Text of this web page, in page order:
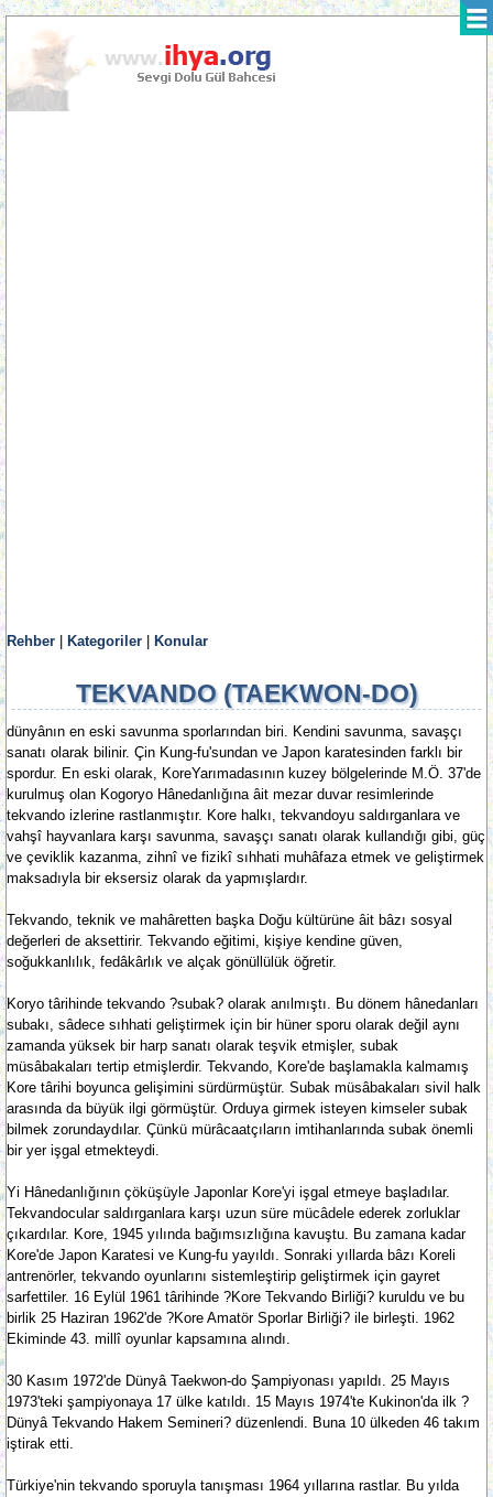
Rehber Kategoriler Konular
TEKVANDO (TAEKWON-DO)
dünyânın en eski savunma sporlarından biri. Kendini savunma, savaşçı
sanatı olarak bilinir. Çin Kung-fu'sundan ve Japon karatesinden farklı bir
spordur. En eski olarak, KoreYarımadasının kuzey bölgelerinde M.Ö. 37'de
kurulmuş olan Kogoryo Hânedanlığına âit mezar duvar resimlerinde
tekvando izlerine rastlanmıştır. Kore halkı, tekvandoyu saldırganlara ve
vahşî hayvanlara karşı savunma, savaşçı sanatı olarak kullandığı gibi, güç
ve çeviklik kazanma, zihnî ve fizikî sıhhati muhâfaza etmek ve geliştirmek
maksadıyla bir eksersiz olarak da yapmışlardır.
Tekvando, teknik ve mahâretten başka Doğu kültürüne âit bâzı sosyal
değerleri de aksettirir. Tekvando eğitimi, kişiye kendine güven,
soğukkanlılık, fedâkârlık ve alçak gönüllülük öğretir.
Koryo târihinde tekvando ?subak? olarak anılmıştı. Bu dönem hânedanları
subakı, sâdece sıhhati geliştirmek için bir hüner sporu olarak değil aynı
zamanda yüksek bir harp sanatı olarak teşvik etmişler, subak
müsâbakaları tertip etmişlerdir. Tekvando, Kore'de başlamakla kalmamış
Kore târihi boyunca gelişimini sürdürmüştür. Subak müsâbakaları sivil halk
arasında da büyük ilgi görmüştür. Orduya girmek isteyen kimseler subak
bilmek zorundaydılar. Çünkü mürâcaatçıların imtihanlarında subak önemli
bir yer işgal etmekteydi.
Yi Hânedanlığının çöküşüyle Japonlar Kore'yi işgal etmeye başladılar.
Tekvandocular saldırganlara karşı uzun süre mücâdele ederek zorluklar
çıkardılar. Kore, 1945 yılında bağımsızlığına kavuştu. Bu zamana kadar
Kore'de Japon Karatesi ve Kung-fu yayıldı. Sonraki yıllarda bâzı Koreli
antrenörler, tekvando oyunlarını sistemleştirip geliştirmek için gayret
sarfettiler. 16 Eylül 1961 târihinde ?Kore Tekvando Birliği? kuruldu ve bu
birlik 25 Haziran 1962'de ?Kore Amatör Sporlar Birliği? ile birleşti. 1962
Ekiminde 43. millî oyunlar kapsamına alındı.
30 Kasım 1972'de Dünyâ Taekwon-do Şampiyonası yapıldı. 25 Mayıs
1973'teki şampiyonaya 17 ülke katıldı. 15 Mayıs 1974'te Kukinon'da ilk ?
Dünyâ Tekvando Hakem Semineri? düzenlendi. Buna 10 ülkeden 46 takım
iştirak etti.
Türkiye'nin tekvando sporuyla tanışması 1964 yıllarına rastlar. Bu yılda